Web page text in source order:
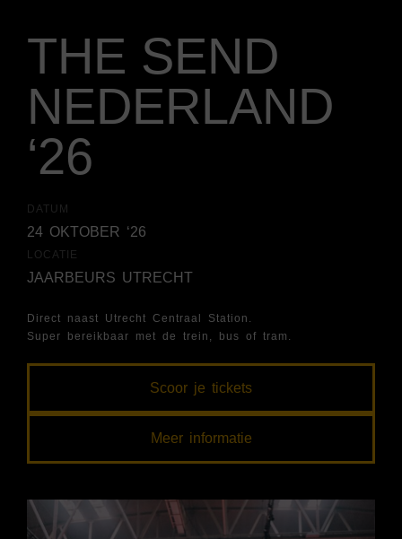
THE SEND
NEDERLAND
‘26
DATUM
24 OKTOBER ‘26
LOCATIE
JAARBEURS UTRECHT
Direct naast Utrecht Centraal Station.
Super bereikbaar met de trein, bus of tram.
Scoor je tickets
Meer informatie